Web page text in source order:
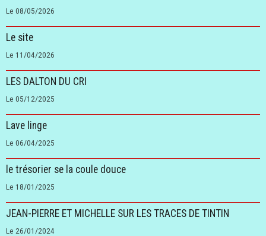
Le 08/05/2026
Le site
Le 11/04/2026
LES DALTON DU CRI
Le 05/12/2025
Lave linge
Le 06/04/2025
le trésorier se la coule douce
Le 18/01/2025
JEAN-PIERRE ET MICHELLE SUR LES TRACES DE TINTIN
Le 26/01/2024